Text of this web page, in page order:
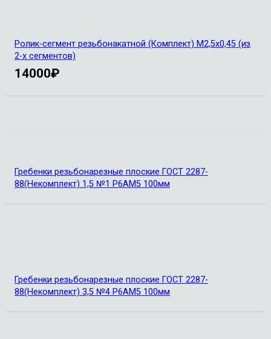
Ролик-сегмент резьбонакатной (Комплект) М2,5х0,45 (из
2-х сегментов)
14000₽
Гребенки резьбонарезные плоские ГОСТ 2287-
88(Некомплект) 1,5 №1 Р6АМ5 100мм
Гребенки резьбонарезные плоские ГОСТ 2287-
88(Некомплект) 3,5 №4 Р6АМ5 100мм